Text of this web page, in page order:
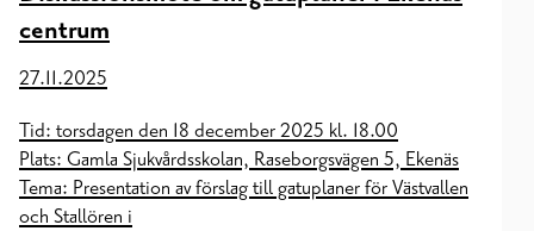
centrum
27.11.2025
Tid: torsdagen den 18 december 2025 kl. 18.00
Plats: Gamla Sjukvårdsskolan, Raseborgsvägen 5, Ekenäs
Tema: Presentation av förslag till gatuplaner för Västvallen
och Stallören i